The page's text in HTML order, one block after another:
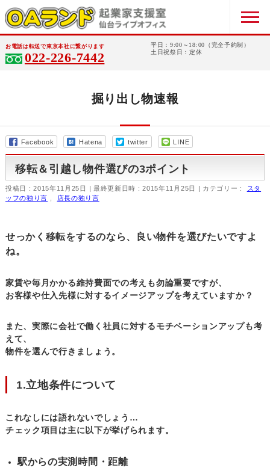
お電話は転送で東京本社に繋がります
022-226-7442
平日：9:00～18:00（完全予約制）
土日祝祭日：定休
掘り出し物速報
Facebook Hatena twitter LINE
移転＆引越し物件選びの3ポイント
投稿日 : 2015年11月25日 最終更新日時 : 2015年11月25日 カテゴリー :
スタ
ッフの独り言
店長の独り言
せっかく移転をするのなら、良い物件を選びたいですよ
ね。
家賃や毎月かかる維持費面での考えも勿論重要ですが、
お客様や仕入先様に対するイメージアップを考えていますか？
また、実際に会社で働く社員に対するモチベーションアップも考
えて、
物件を選んで行きましょう。
1.立地条件について
これなしには語れないでしょう…
チェック項目は主に以下が挙げられます。
駅からの実測時間・距離